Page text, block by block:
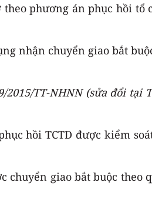
phương án phục hồi tổ
nhận chuyển giao bắt
TT-NHNN (sửa đổi tại
hồi TCTD được kiểm
chuyển giao bắt buộc